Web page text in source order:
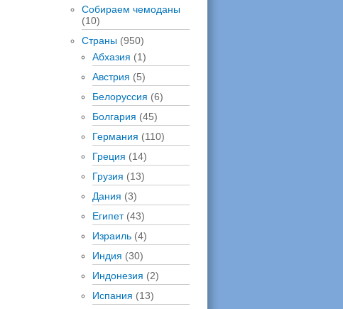
Собираем чемоданы
(10)
Страны (950)
Абхазия (1)
Австрия (5)
Белоруссия (6)
Болгария (45)
Германия (110)
Греция (14)
Грузия (13)
Дания (3)
Египет(43)
Израиль (4)
Индия (30)
Индонезия (2)
Испания (13)